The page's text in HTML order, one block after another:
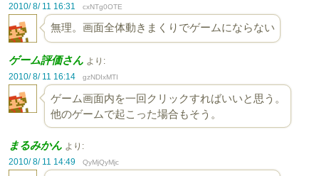
2010/ 8/ 11 16:31
cxNTg0OTE
無理。画面全体動きまくりでゲームにならない
ゲーム評価さん より:
2010/ 8/ 11 16:14
gzNDIxMTI
ゲーム画面内を一回クリックすればいいと思う。
他のゲームで起こった場合もそう。
まるみかん より:
2010/ 8/ 11 14:49
QyMjQyMjc